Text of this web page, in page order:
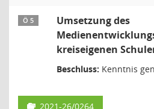
Ö 5
Umsetzung des
kreiseigenen
Beschluss: Kenntnis
2021-26/0264